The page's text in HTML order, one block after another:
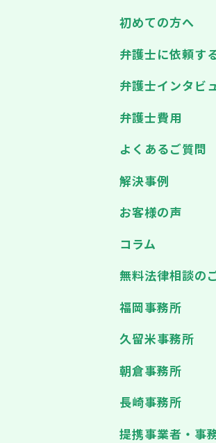
初めての方へ
弁護士に依頼す
弁護士インタビ
弁護士費用
よくあるご質問
解決事例
お客様の声
コラム
無料法律相談の
福岡事務所
久留米事務所
朝倉事務所
長崎事務所
提携事業者・事